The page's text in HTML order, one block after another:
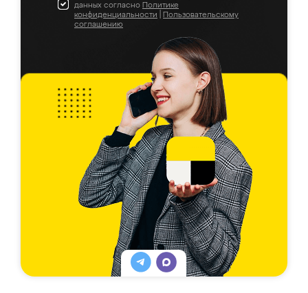
данных согласно Политике
конфиденциальности
Пользовательскому
соглашению